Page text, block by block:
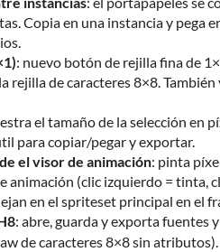
Copia en una instancia y pega
: nuevo botón de rejilla fina de
rejilla de caracteres 8×8.
el tamaño de la selección en
para copiar/pegar y exportar.
el visor de animación: pinta
animación (clic izquierdo = tinta,
en el spriteset principal en el
: abre, guarda y exporta fuentes
de caracteres 8×8 sin atributos).